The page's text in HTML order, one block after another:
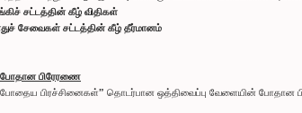
சட்டத்தின் கீழ் விதிகள்
சேவைகள் சட்டத்தின் கீழ் தீர்மானம்
பிரேரணை
பிரச்சினைகள்” தொடர்பான ஒத்திவைப்பு வேளையின் போதான